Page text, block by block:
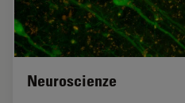
Neuroscienze